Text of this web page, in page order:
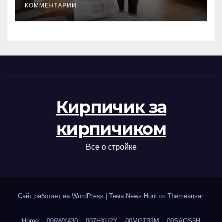
КОММЕНТАРИИ
Кирпичик за
кирпичиком
Все о стройке
Сайт работает на WordPress Тема News Hunt от Themeansar.